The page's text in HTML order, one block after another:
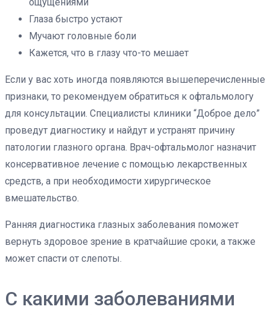
ощущениями
Глаза быстро устают
Мучают головные боли
Кажется, что в глазу что-то мешает
Если у вас хоть иногда появляются вышеперечисленные
признаки, то рекомендуем обратиться к офтальмологу
для консультации. Специалисты клиники “Доброе дело”
проведут диагностику и найдут и устранят причину
патологии глазного органа. Врач-офтальмолог назначит
консервативное лечение с помощью лекарственных
средств, а при необходимости хирургическое
вмешательство.
Ранняя диагностика глазных заболевания поможет
вернуть здоровое зрение в кратчайшие сроки, а также
может спасти от слепоты.
С какими заболеваниями